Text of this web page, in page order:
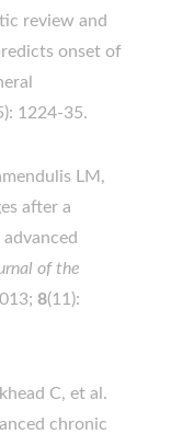
review and
onset of
1224-35.
LM,
after a
of the
8(11):
C, et al.
chronic